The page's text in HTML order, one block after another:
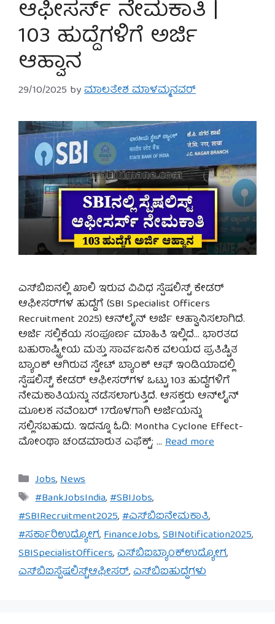
ಆಫೀಸರ್ಸ್ ನೇಮಕಾತಿ |
103 ಹುದ್ದೆಗಳಿಗೆ ಅರ್ಜಿ
ಆಹ್ವಾನ
29/10/2025 byಮಾಲತೇಶ ಮಾಳಮ್ಮನವರ್
ಎಸ್‌ಬಿಐನಲ್ಲಿ ಖಾಲಿ ಇರುವ ವಿವಿಧ ಸ್ಪೆಷಲಿಸ್ಟ್ ಕೇಡರ್
ಆಫೀಸರ್‌ಗಳ ಹುದ್ದೆಗೆ (SBI Specialist Officers
Recruitment 2025) ಆನ್‌ಲೈನ್ ಅರ್ಜಿ ಆಹ್ವಾನಿಸಲಾಗಿದೆ.
ಅರ್ಜಿ ಸಲ್ಲಿಕೆಯ ಸಂಪೂರ್ಣ ಮಾಹಿತಿ ಇಲ್ಲಿದೆ… ಭಾರತದ
ಬಹುರಾಷ್ಟ್ರೀಯ ಮತ್ತು ಸಾರ್ವಜನಿಕ ವಲಯದ ಪ್ರತಿಷ್ಟಿತ
ಬ್ಯಾಂಕ್ ಆಗಿರುವ ಸ್ಟೇಟ್ ಬ್ಯಾಂಕ್ ಆಫ್ ಇಂಡಿಯಾದಲ್ಲಿ
ಸ್ಪೆಷಲಿಸ್ಟ್ ಕೇಡರ್ ಆಫೀಸರ್‌ಗಳ ಒಟ್ಟು 103 ಹುದ್ದೆಗಳಿಗೆ
ನೇಮಕಾತಿಯನ್ನು ನಡೆಸಲಾಗುತ್ತಿದೆ. ಆಸಕ್ತರು ಆನ್‌ಲೈನ್
ಮೂಲಕ ನವೆಂಬರ್ 17ರೊಳಗಾಗಿ ಅರ್ಜಿಯನ್ನು
ಸಲ್ಲಿಸಬಹುದು. ಇದನ್ನೂ ಓದಿ: Montha Cyclone Effect-
ಮೋಂಥಾ ಚಂಡಮಾರುತ ಎಫೆಕ್ಟ್: … Read more
Categories
Jobs,News
Tags
#BankJobsIndia,#SBIJobs,
#SBIRecruitment2025,#ಎಸ್‌ಬಿಐನೇಮಕಾತಿ,
#ಸರ್ಕಾರಿಉದ್ಯೋಗ,FinanceJobs,SBINotification2025,
SBISpecialistOfficers,ಎಸ್‌ಬಿಐಬ್ಯಾಂಕ್‌ಉದ್ಯೋಗ,
ಎಸ್‌ಬಿಐಸ್ಪೆಷಲಿಸ್ಟ್ಆಫೀಸರ್,ಎಸ್‌ಬಿಐಹುದ್ದೆಗಳು